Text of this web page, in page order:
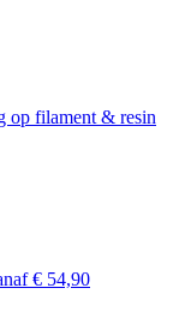
op filament & resin
€ 54,90